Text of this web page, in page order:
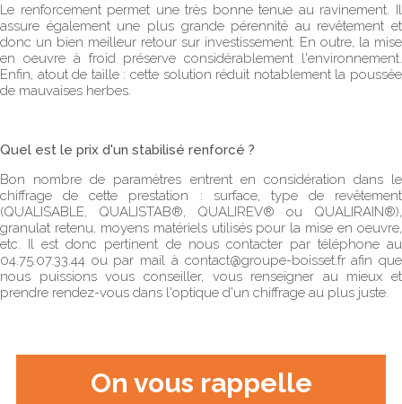
Le renforcement permet une très bonne tenue au ravinement. Il
assure également une plus grande pérennité au revêtement et
donc un bien meilleur retour sur investissement. En outre, la mise
en oeuvre à froid préserve considérablement l'environnement.
Enfin, atout de taille : cette solution réduit notablement la poussée
de mauvaises herbes.
Quel est le prix d'un stabilisé renforcé ?
Bon nombre de paramètres entrent en considération dans le
chiffrage de cette prestation : surface, type de revêtement
(QUALISABLE, QUALISTAB®, QUALIREV® ou QUALIRAIN®),
granulat retenu, moyens matériels utilisés pour la mise en oeuvre,
etc. Il est donc pertinent de nous contacter par téléphone au
04.75.07.33.44 ou par mail à contact@groupe-boisset.frafin que
nous puissions vous conseiller, vous renseigner au mieux et
prendre rendez-vous dans l'optique d'un chiffrage au plus juste.
On vous rappelle